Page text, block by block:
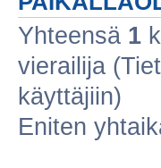
Yhteensä 1
vierailija
käyttäjiin)
Eniten